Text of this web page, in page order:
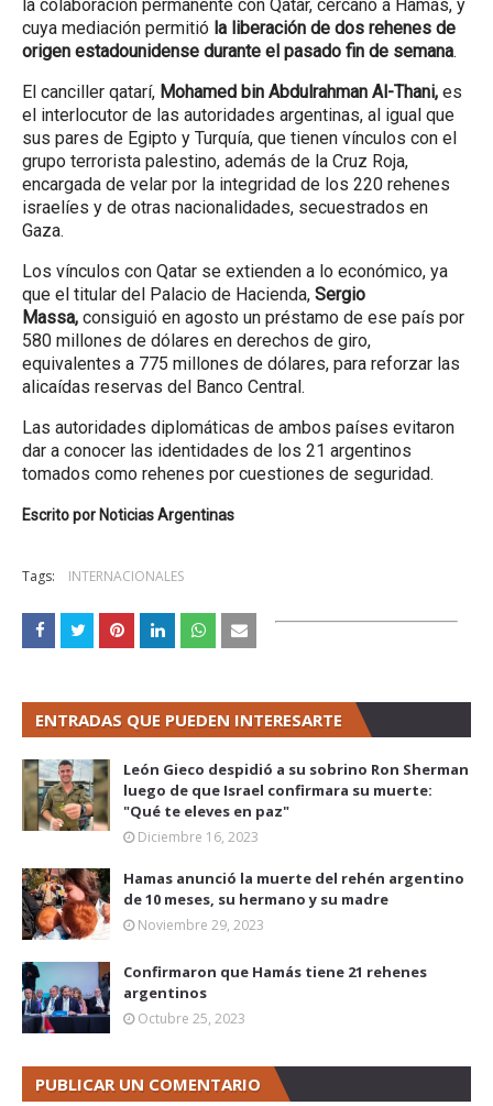
la colaboración permanente con Qatar, cercano a Hamás, y
cuya mediación permitió la liberación de dos rehenes de
origen estadounidense durante el pasado fin de semana.
El canciller qatarí, Mohamed bin Abdulrahman Al-Thani, es
el interlocutor de las autoridades argentinas, al igual que
sus pares de Egipto y Turquía, que tienen vínculos con el
grupo terrorista palestino, además de la Cruz Roja,
encargada de velar por la integridad de los 220 rehenes
israelíes y de otras nacionalidades, secuestrados en
Gaza.
Los vínculos con Qatar se extienden a lo económico, ya
que el titular del Palacio de Hacienda, Sergio
Massa, consiguió en agosto un préstamo de ese país por
580 millones de dólares en derechos de giro,
equivalentes a 775 millones de dólares, para reforzar las
alicaídas reservas del Banco Central.
Las autoridades diplomáticas de ambos países evitaron
dar a conocer las identidades de los 21 argentinos
tomados como rehenes por cuestiones de seguridad.
Escrito por Noticias Argentinas
Tags: INTERNACIONALES
ENTRADAS QUE PUEDEN INTERESARTE
León Gieco despidió a su sobrino Ron Sherman
luego de que Israel confirmara su muerte:
"Qué te eleves en paz"
Diciembre 16, 2023
Hamas anunció la muerte del rehén argentino
de 10 meses, su hermano y su madre
Noviembre 29, 2023
Confirmaron que Hamás tiene 21 rehenes
argentinos
Octubre 25, 2023
PUBLICAR UN COMENTARIO